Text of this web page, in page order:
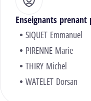
Enseignants prenant
SIQUET Emmanuel
PIRENNE Marie
THIRY Michel
WATELET Dorsan